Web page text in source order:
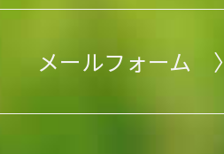
メールフォーム 〉